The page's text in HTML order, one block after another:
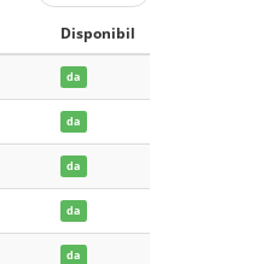
Disponibil
da
da
da
da
da